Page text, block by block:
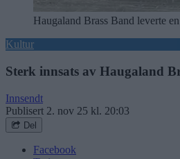
Haugaland Brass Band leverte
Kultur
Sterk innsats av Haugaland
Innsendt
Publisert 2. nov 25 kl. 20:03
Del
Facebook